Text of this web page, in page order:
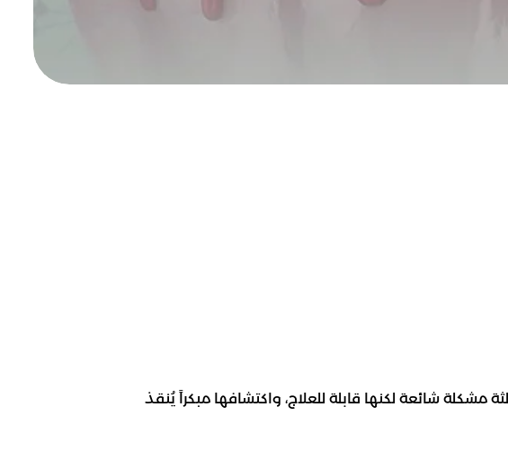
مشكلة شائعة لكنها قابلة للعلاج، واكتشافها مبكراً يُنقذ